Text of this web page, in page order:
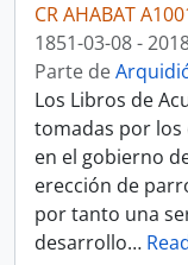
CR AHABAT
1851-03-08 -
Parte de
Los Libros de
tomadas por los
en el gobierno
erección de
por tanto una
desarrollo…